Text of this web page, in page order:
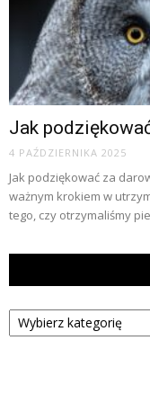
Jak
4 PAŹDZIERNIKA 2025
Jak podziękować za
ważnym krokiem w
tego, czy otrzymaliśmy
Kategorie